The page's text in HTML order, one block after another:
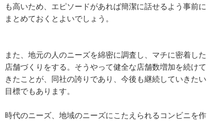
も高いため、エピソードがあれば簡潔に話せるよう事前に
まとめておくとよいでしょう。
また、地元の人のニーズを綿密に調査し、マチに密着した
店舗づくりをする。そうやって健全な店舗数増加を続けて
きたことが、同社の誇りであり、今後も継続していきたい
目標でもあります。
時代のニーズ、地域のニーズにこたえられるコンビニを作